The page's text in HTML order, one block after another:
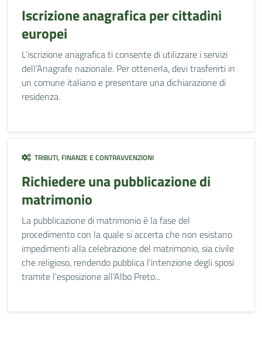
Iscrizione anagrafica per cittadini
europei
L’iscrizione anagrafica ti consente di utilizzare i servizi
dell’Anagrafe nazionale. Per ottenerla, devi trasferirti in
un comune italiano e presentare una dichiarazione di
residenza.
TRIBUTI, FINANZE E CONTRAVVENZIONI
Richiedere una pubblicazione di
matrimonio
La pubblicazione di matrimonio è la fase del
procedimento con la quale si accerta che non esistano
impedimenti alla celebrazione del matrimonio, sia civile
che religioso, rendendo pubblica l'intenzione degli sposi
tramite l'esposizione all'Albo Preto...